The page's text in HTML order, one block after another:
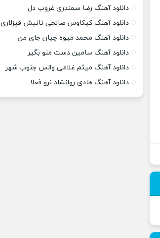
دانلود آهنگ رضا سمندری غروب دل
دانلود آهنگ کیکاوس صالحی تانیش قیزلاری
دانلود آهنگ محمد میوه چیان جای من
دانلود آهنگ سامین دست منو بگیر
دانلود آهنگ میثم غلامی والس جنوب شهر
دانلود آهنگ هادی روانشاد نرو فعلا